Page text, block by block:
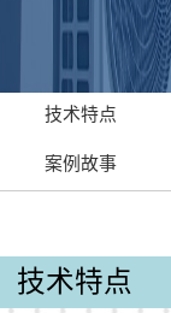
技术特点
案例故事
技术特点